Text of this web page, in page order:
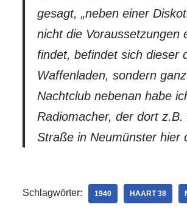
gesagt, „neben einer
nicht die Voraussetzungen
findet, befindet sich dieser
Waffenladen, sondern
Nachtclub nebenan habe
Radiomacher, der dort
Straße in Neumünster hier
Schlagwörter: 1940 HAART 38